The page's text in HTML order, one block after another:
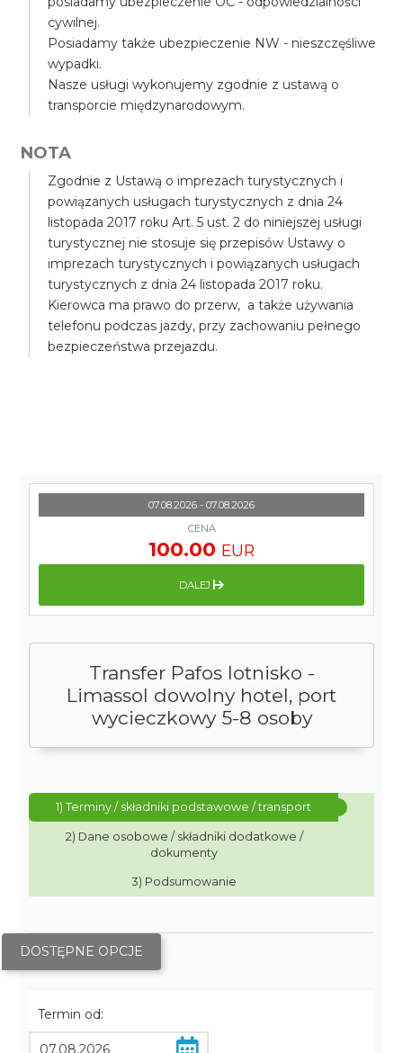
cywilnej.
Posiadamy także ubezpieczenie NW - nieszczęśliwe
wypadki.
Nasze usługi wykonujemy zgodnie z ustawą o
transporcie międzynarodowym.
NOTA
Zgodnie z Ustawą o imprezach turystycznych i
powiązanych usługach turystycznych z dnia 24
listopada 2017 roku Art. 5 ust. 2 do niniejszej usługi
turystycznej nie stosuje się przepisów Ustawy o
imprezach turystycznych i powiązanych usługach
turystycznych z dnia 24 listopada 2017 roku.
Kierowca ma prawo do przerw, a także używania
telefonu podczas jazdy, przy zachowaniu pełnego
bezpieczeństwa przejazdu.
Transfer Pafos lotnisko -
Limassol dowolny hotel, port
wycieczkowy 5-8 osoby
1) Terminy / składniki podstawowe / transport
2) Dane osobowe / składniki dodatkowe /
dokumenty
3) Podsumowanie
DOSTĘPNE OPCJE
Termin od:
07.08.2026 - 07.08.2026
CENA
100.00 EUR
DALEJ